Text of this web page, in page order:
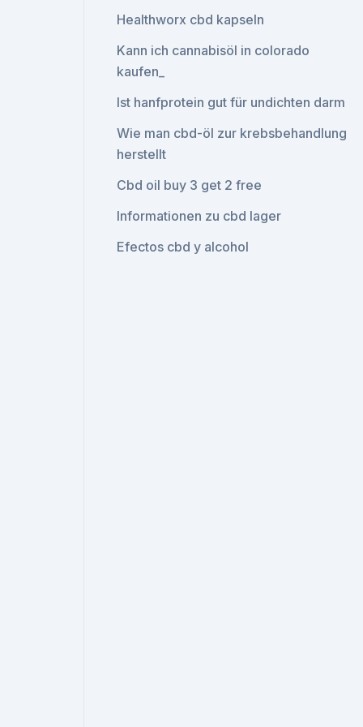
Healthworx cbd kapseln
Kann ich cannabisöl in colorado
kaufen_
Ist hanfprotein gut für undichten darm
Wie man cbd-öl zur krebsbehandlung
herstellt
Cbd oil buy 3 get 2 free
Informationen zu cbd lager
Efectos cbd y alcohol